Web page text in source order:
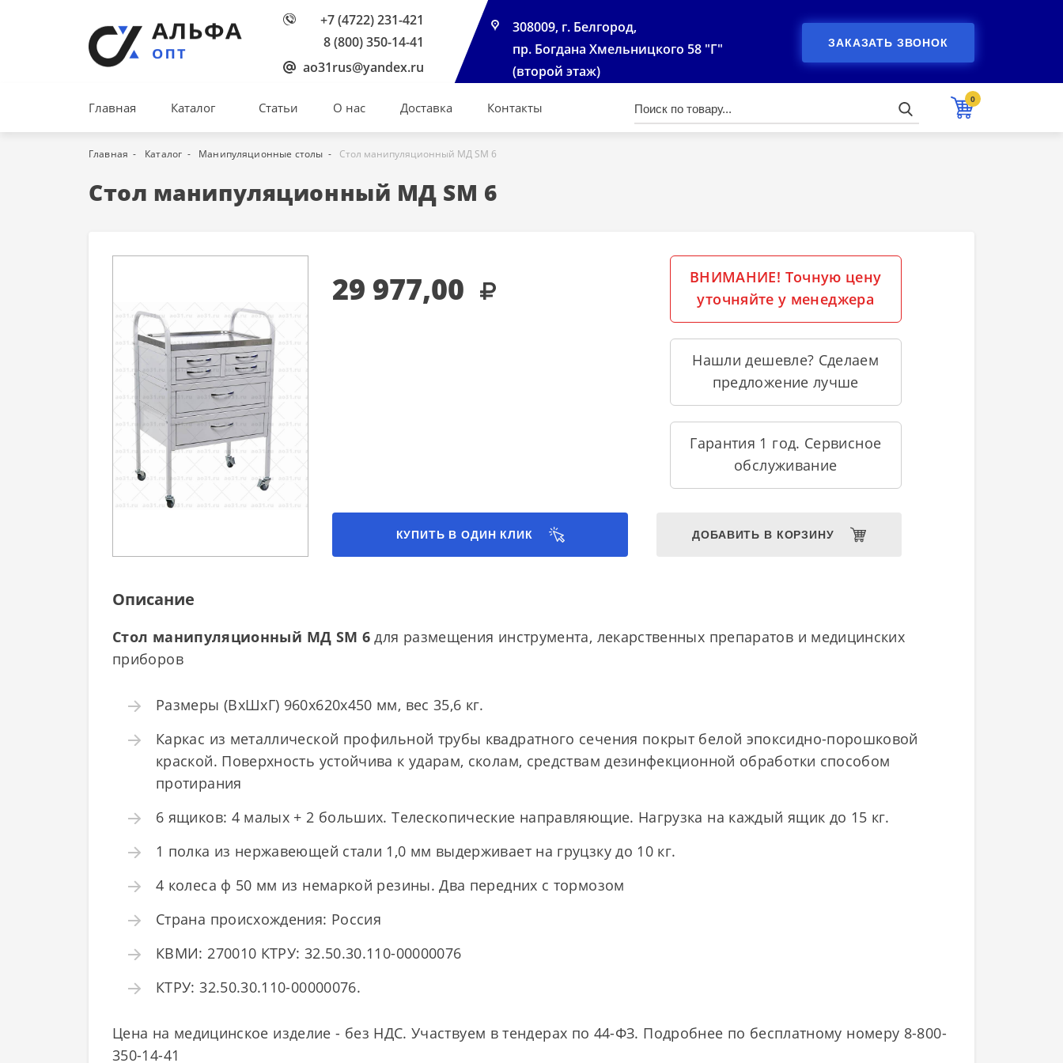
+7 (4722) 231-421
8 (800) 350-14-41
ao31rus@yandex.ru
308009, г. Белгород,
пр. Богдана Хмельницкого 58 "Г"
(второй этаж)
ЗАКАЗАТЬ ЗВОНОК
Главная Каталог Статьи О нас Доставка Контакты
0
Главная Каталог Манипуляционные столы Стол манипуляционный МД SM 6
Стол манипуляционный МД SM 6
29 977,00
ВНИМАНИЕ! Точную цену
уточняйте у менеджера
Нашли дешевле? Сделаем
предложение лучше
Гарантия 1 год. Сервисное
обслуживание
КУПИТЬ В ОДИН КЛИК ДОБАВИТЬ В КОРЗИНУ
Описание
Стол манипуляционный МД SM 6 для размещения инструмента, лекарственных препаратов и медицинских
приборов
Размеры (ВхШхГ) 960x620x450 мм, вес 35,6 кг.
Каркас из металлической профильной трубы квадратного сечения покрыт белой эпоксидно-порошковой
краской. Поверхность устойчива к ударам, сколам, средствам дезинфекционной обработки способом
протирания
6 ящиков: 4 малых + 2 больших. Телескопические направляющие. Нагрузка на каждый ящик до 15 кг.
1 полка из нержавеющей стали 1,0 мм выдерживает на груцзку до 10 кг.
4 колеса ф 50 мм из немаркой резины. Два передних с тормозом
Страна происхождения: Россия
КВМИ: 270010 КТРУ: 32.50.30.110-00000076
КТРУ: 32.50.30.110-00000076.
Цена на медицинское изделие - без НДС. Участвуем в тендерах по 44-ФЗ. Подробнее по бесплатному номеру 8-800-
350-14-41